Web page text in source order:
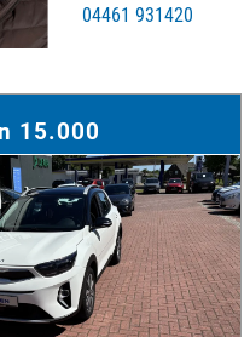
04461 931420
15.000